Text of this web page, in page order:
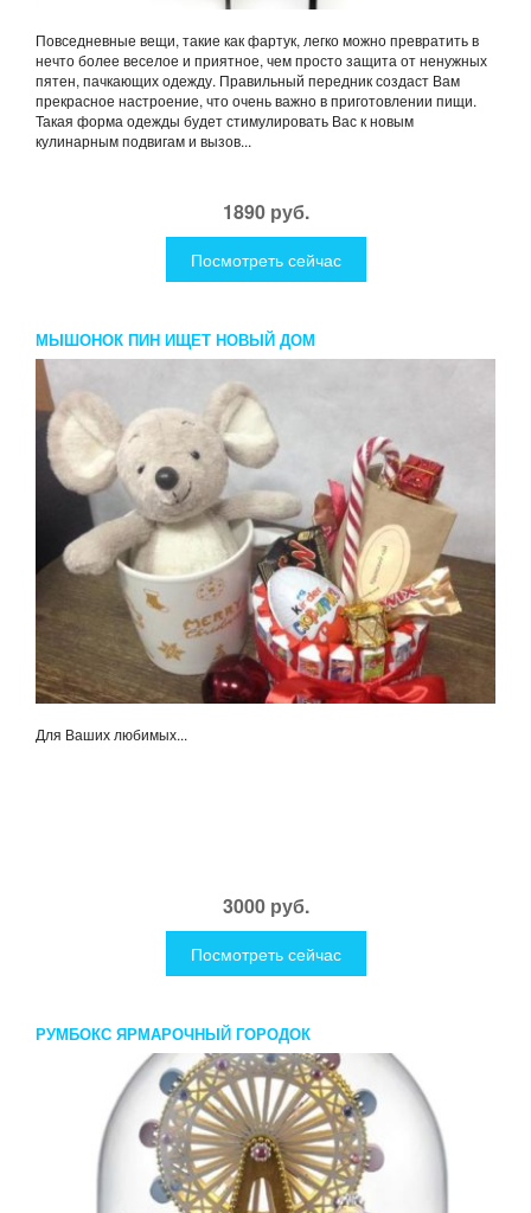
Повседневные вещи, такие как фартук, легко можно превратить в
нечто более веселое и приятное, чем просто защита от ненужных
пятен, пачкающих одежду. Правильный передник создаст Вам
прекрасное настроение, что очень важно в приготовлении пищи.
Такая форма одежды будет стимулировать Вас к новым
кулинарным подвигам и вызов...
1890 руб.
Посмотреть сейчас
МЫШОНОК ПИН ИЩЕТ НОВЫЙ ДОМ
Для Ваших любимых...
3000 руб.
Посмотреть сейчас
РУМБОКС ЯРМАРОЧНЫЙ ГОРОДОК